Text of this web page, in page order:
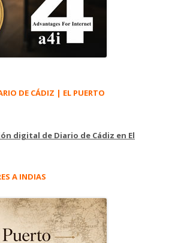
DE CÁDIZ | EL PUERTO
digital de Diario de Cádiz en El
A INDIAS